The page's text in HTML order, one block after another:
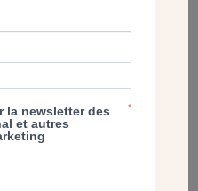
la newsletter des
et autres
*